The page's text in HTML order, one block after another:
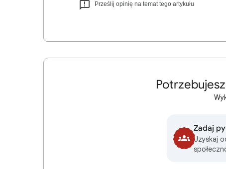
Prześlij opinię na temat tego artykułu
Zadaj
Uzyskaj